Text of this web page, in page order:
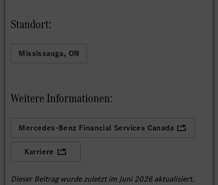
Standort:
Mississauga, ON
Weitere Informationen:
Mercedes-Benz Financial Services Canada
Karriere
Dieser Beitrag wurde zuletzt im Juni 2026 aktualisiert.